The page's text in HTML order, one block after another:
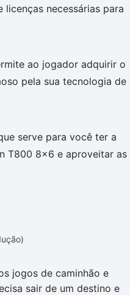
necessárias para
ao jogador adquirir o
pela sua tecnologia de
serve para você ter a
T800 8x6 e aproveitar as
jogos de caminhão e
sair de um destino e